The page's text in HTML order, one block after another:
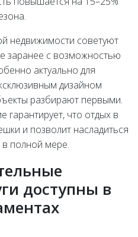
недвижимости советуют
заранее с возможностью
актуально для
дизайном
разбирают первыми.
что отдых в
и позволит насладиться
полной мере.
доступны в